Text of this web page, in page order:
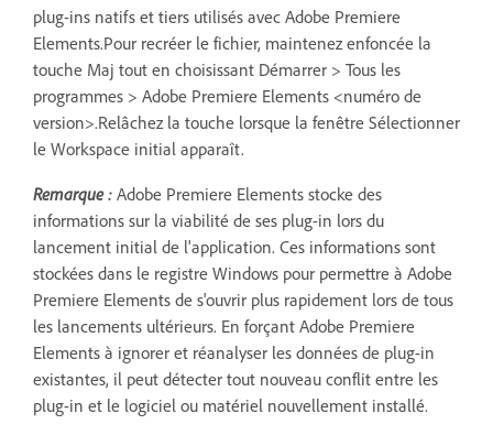
plug-ins natifs et tiers utilisés avec Adobe Premiere
Elements.Pour recréer le fichier, maintenez enfoncée la
touche Maj tout en choisissant Démarrer > Tous les
programmes > Adobe Premiere Elements <numéro de
version>.Relâchez la touche lorsque la fenêtre Sélectionner
le Workspace initial apparaît.
Remarque : Adobe Premiere Elements stocke des
informations sur la viabilité de ses plug-in lors du
lancement initial de l'application. Ces informations sont
stockées dans le registre Windows pour permettre à Adobe
Premiere Elements de s'ouvrir plus rapidement lors de tous
les lancements ultérieurs. En forçant Adobe Premiere
Elements à ignorer et réanalyser les données de plug-in
existantes, il peut détecter tout nouveau conflit entre les
plug-in et le logiciel ou matériel nouvellement installé.